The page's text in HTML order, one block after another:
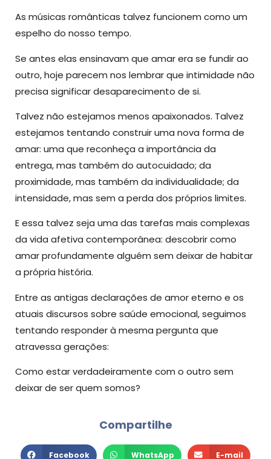
As músicas românticas talvez funcionem como um
espelho do nosso tempo.
Se antes elas ensinavam que amar era se fundir ao
outro, hoje parecem nos lembrar que intimidade não
precisa significar desaparecimento de si.
Talvez não estejamos menos apaixonados. Talvez
estejamos tentando construir uma nova forma de
amar: uma que reconheça a importância da
entrega, mas também do autocuidado; da
proximidade, mas também da individualidade; da
intensidade, mas sem a perda dos próprios limites.
E essa talvez seja uma das tarefas mais complexas
da vida afetiva contemporânea: descobrir como
amar profundamente alguém sem deixar de habitar
a própria história.
Entre as antigas declarações de amor eterno e os
atuais discursos sobre saúde emocional, seguimos
tentando responder à mesma pergunta que
atravessa gerações:
Como estar verdadeiramente com o outro sem
deixar de ser quem somos?
Compartilhe
Facebook WhatsApp E-mail